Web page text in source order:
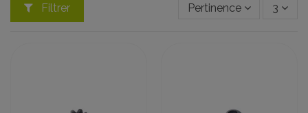
Filtrer Pertinence 3